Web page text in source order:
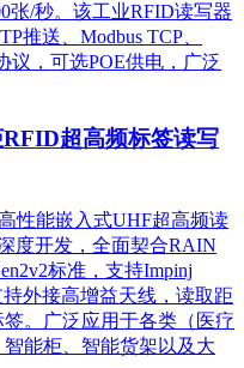
张/秒。该工业RFID读写器
推送、Modbus TCP、
议，可选POE供电，广泛
超高频标签读写
性能嵌入式UHF超高频读
度开发，全面契合RAIN
标准，支持Impinj
外接高增益天线，读取距
。广泛应用于各类（医疗
能柜、智能货架以及大